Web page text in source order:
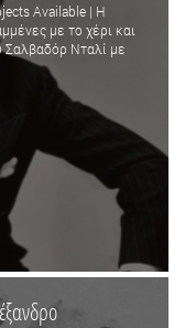
Available | Η
με το χέρι και
Σαλβαδόρ Νταλί με